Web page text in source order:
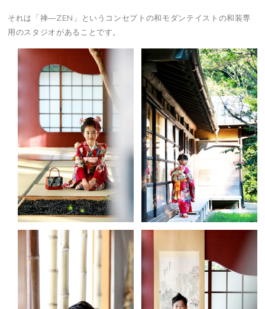
それは「禅—ZEN」というコンセプトの和モダンテイストの和装専
用のスタジオがあることです。